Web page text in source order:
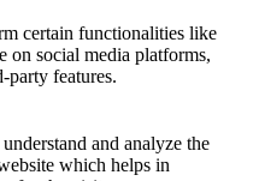
certain functionalities like
on social media platforms,
party features.
and analyze the
which helps in